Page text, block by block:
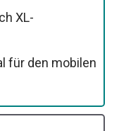
XL-
für den mobilen